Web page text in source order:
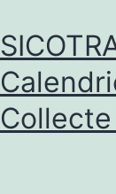
Collecte